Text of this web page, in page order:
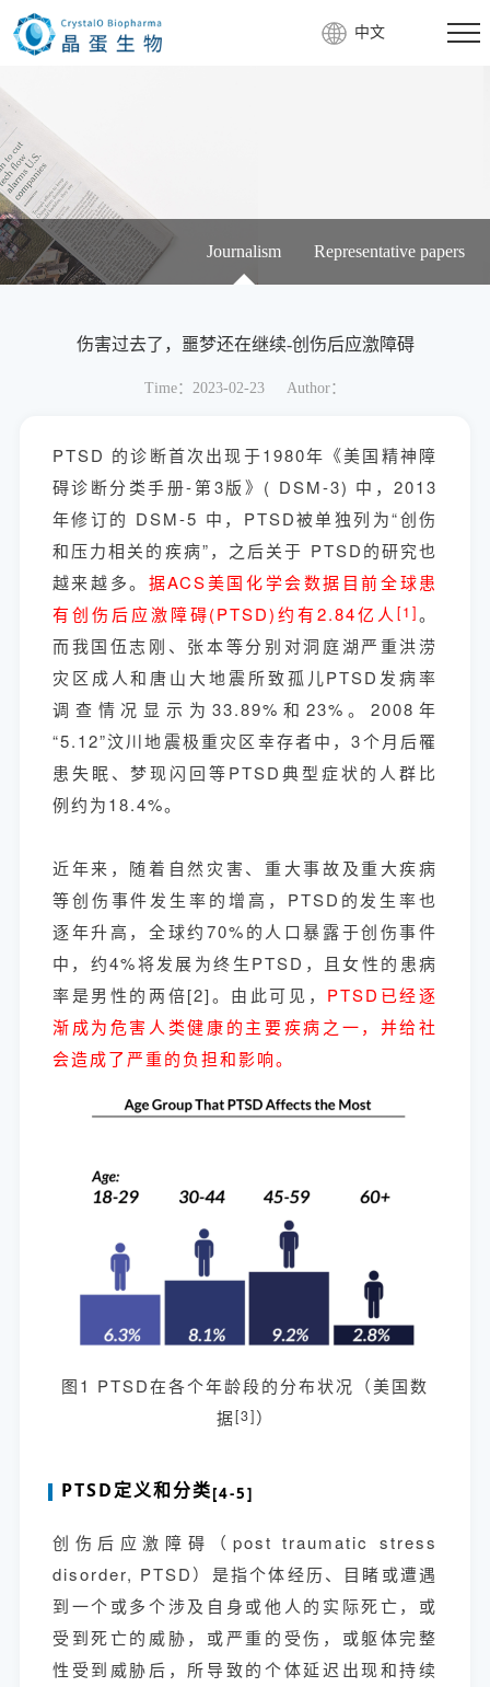
中文
Journalism Representative papers
伤害过去了，噩梦还在继续-创伤后应激障碍
Time：2023-02-23 Author：
PTSD 的诊断首次出现于1980年《美国精神障
碍诊断分类手册-第3版》( DSM-3) 中，2013
年修订的 DSM-5 中，PTSD被单独列为“创伤
和压力相关的疾病”，之后关于 PTSD的研究也
越来越多。 据ACS美国化学会数据目前全球患
有创伤后应激障碍(PTSD)约有2.84亿人[1]。
而我国伍志刚、张本等分别对洞庭湖严重洪涝
灾区成人和唐山大地震所致孤儿PTSD发病率
调查情况显示为33.89%和23%。2008年
“5.12”汶川地震极重灾区幸存者中，3个月后罹
患失眠、梦现闪回等PTSD典型症状的人群比
例约为18.4%。
近年来，随着自然灾害、重大事故及重大疾病
等创伤事件发生率的增高，PTSD的发生率也
逐年升高，全球约70%的人口暴露于创伤事件
中，约4%将发展为终生PTSD，且女性的患病
率是男性的两倍[2]。由此可见， PTSD已经逐
渐成为危害人类健康的主要疾病之一，并给社
会造成了严重的负担和影响。
图1 PTSD在各个年龄段的分布状况（美国数
据[3]）
PTSD定义和分类[4-5]
创伤后应激障碍（post traumatic stress
disorder, PTSD）是指个体经历、目睹或遭遇
到一个或多个涉及自身或他人的实际死亡，或
受到死亡的威胁，或严重的受伤，或躯体完整
性受到威胁后，所导致的个体延迟出现和持续